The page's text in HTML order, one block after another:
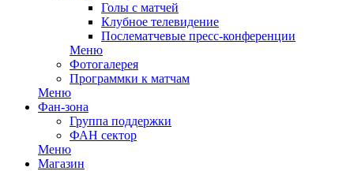
Голы с матчей
Клубное телевидение
Послематчевые пресс-конференции
Меню
Фотогалерея
Программки к матчам
Меню
Фан-зона
Группа поддержки
ФАН сектор
Меню
Магазин